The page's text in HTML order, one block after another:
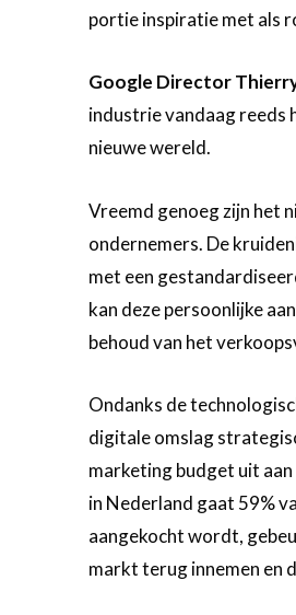
portie inspiratie met als
Google Director
industrie vandaag reeds
nieuwe wereld.
Vreemd genoeg zijn het
ondernemers. De
met een
kan deze persoonlijke
behoud van het
Ondanks de
digitale omslag
marketing budget uit
in Nederland gaat 59%
aangekocht wordt,
markt terug innemen en